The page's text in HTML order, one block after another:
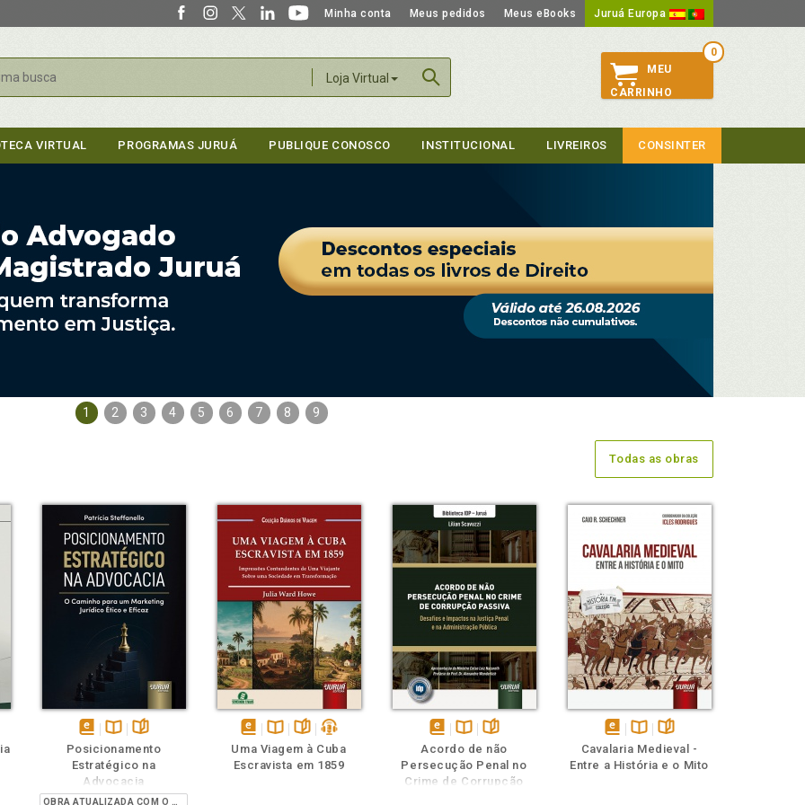
Minha conta Meus pedidos Meus eBooks Juruá Europa
Loja Virtual
0
MEU
CARRINHO
VIRTUAL PROGRAMAS JURUÁ PUBLIQUE CONOSCO INSTITUCIONAL LIVREIROS CONSINTER
1 2 3 4 5 6 7 8 9
Todas as obras
disponível
em
eBook
Disponível
na
B.V.
páginas
Posicionamento
Estratégico na
Advocacia
disponível
em
Disponível
na
páginaspodcast
Uma Viagem à Cuba
Escravista em 1859
disponível
em
eBook
Disponível
na
B.V.
páginas
Acordo de não
Persecução Penal no
Crime de Corrupção
Também
disponível
em
Disponível
na
páginas
Cavalaria Medieval -
Entre a História e o Mito